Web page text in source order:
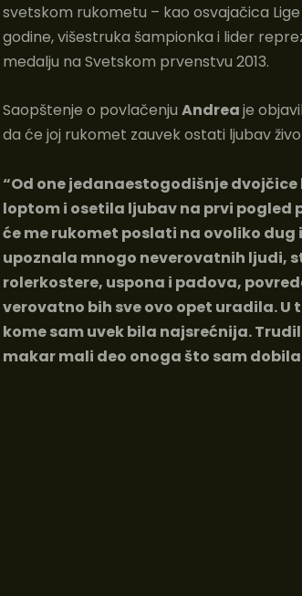
svetskom rukometu – kao osvajačica
godine, višestruka šampionka i lider
medalju na Svetskom prvenstvu 2013.
Saopštenje o povlačenju Andreaje
da će joj rukomet zauvek ostati ljubav
“Od one jedanaestogodišnje
loptom i osetila ljubav na prvi pogled
će me rukomet poslati na ovoliko
upoznala mnogo neverovatnih ljudi,
rolerkostere, uspona i padova,
verovatno bih sve ovo opet uradila. U
kome sam uvek bila najsrećnija.
makar mali deo onoga što sam